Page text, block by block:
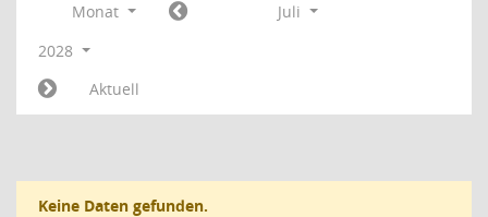
Monat
Juli
2028
Aktuell
Keine Daten gefunden.